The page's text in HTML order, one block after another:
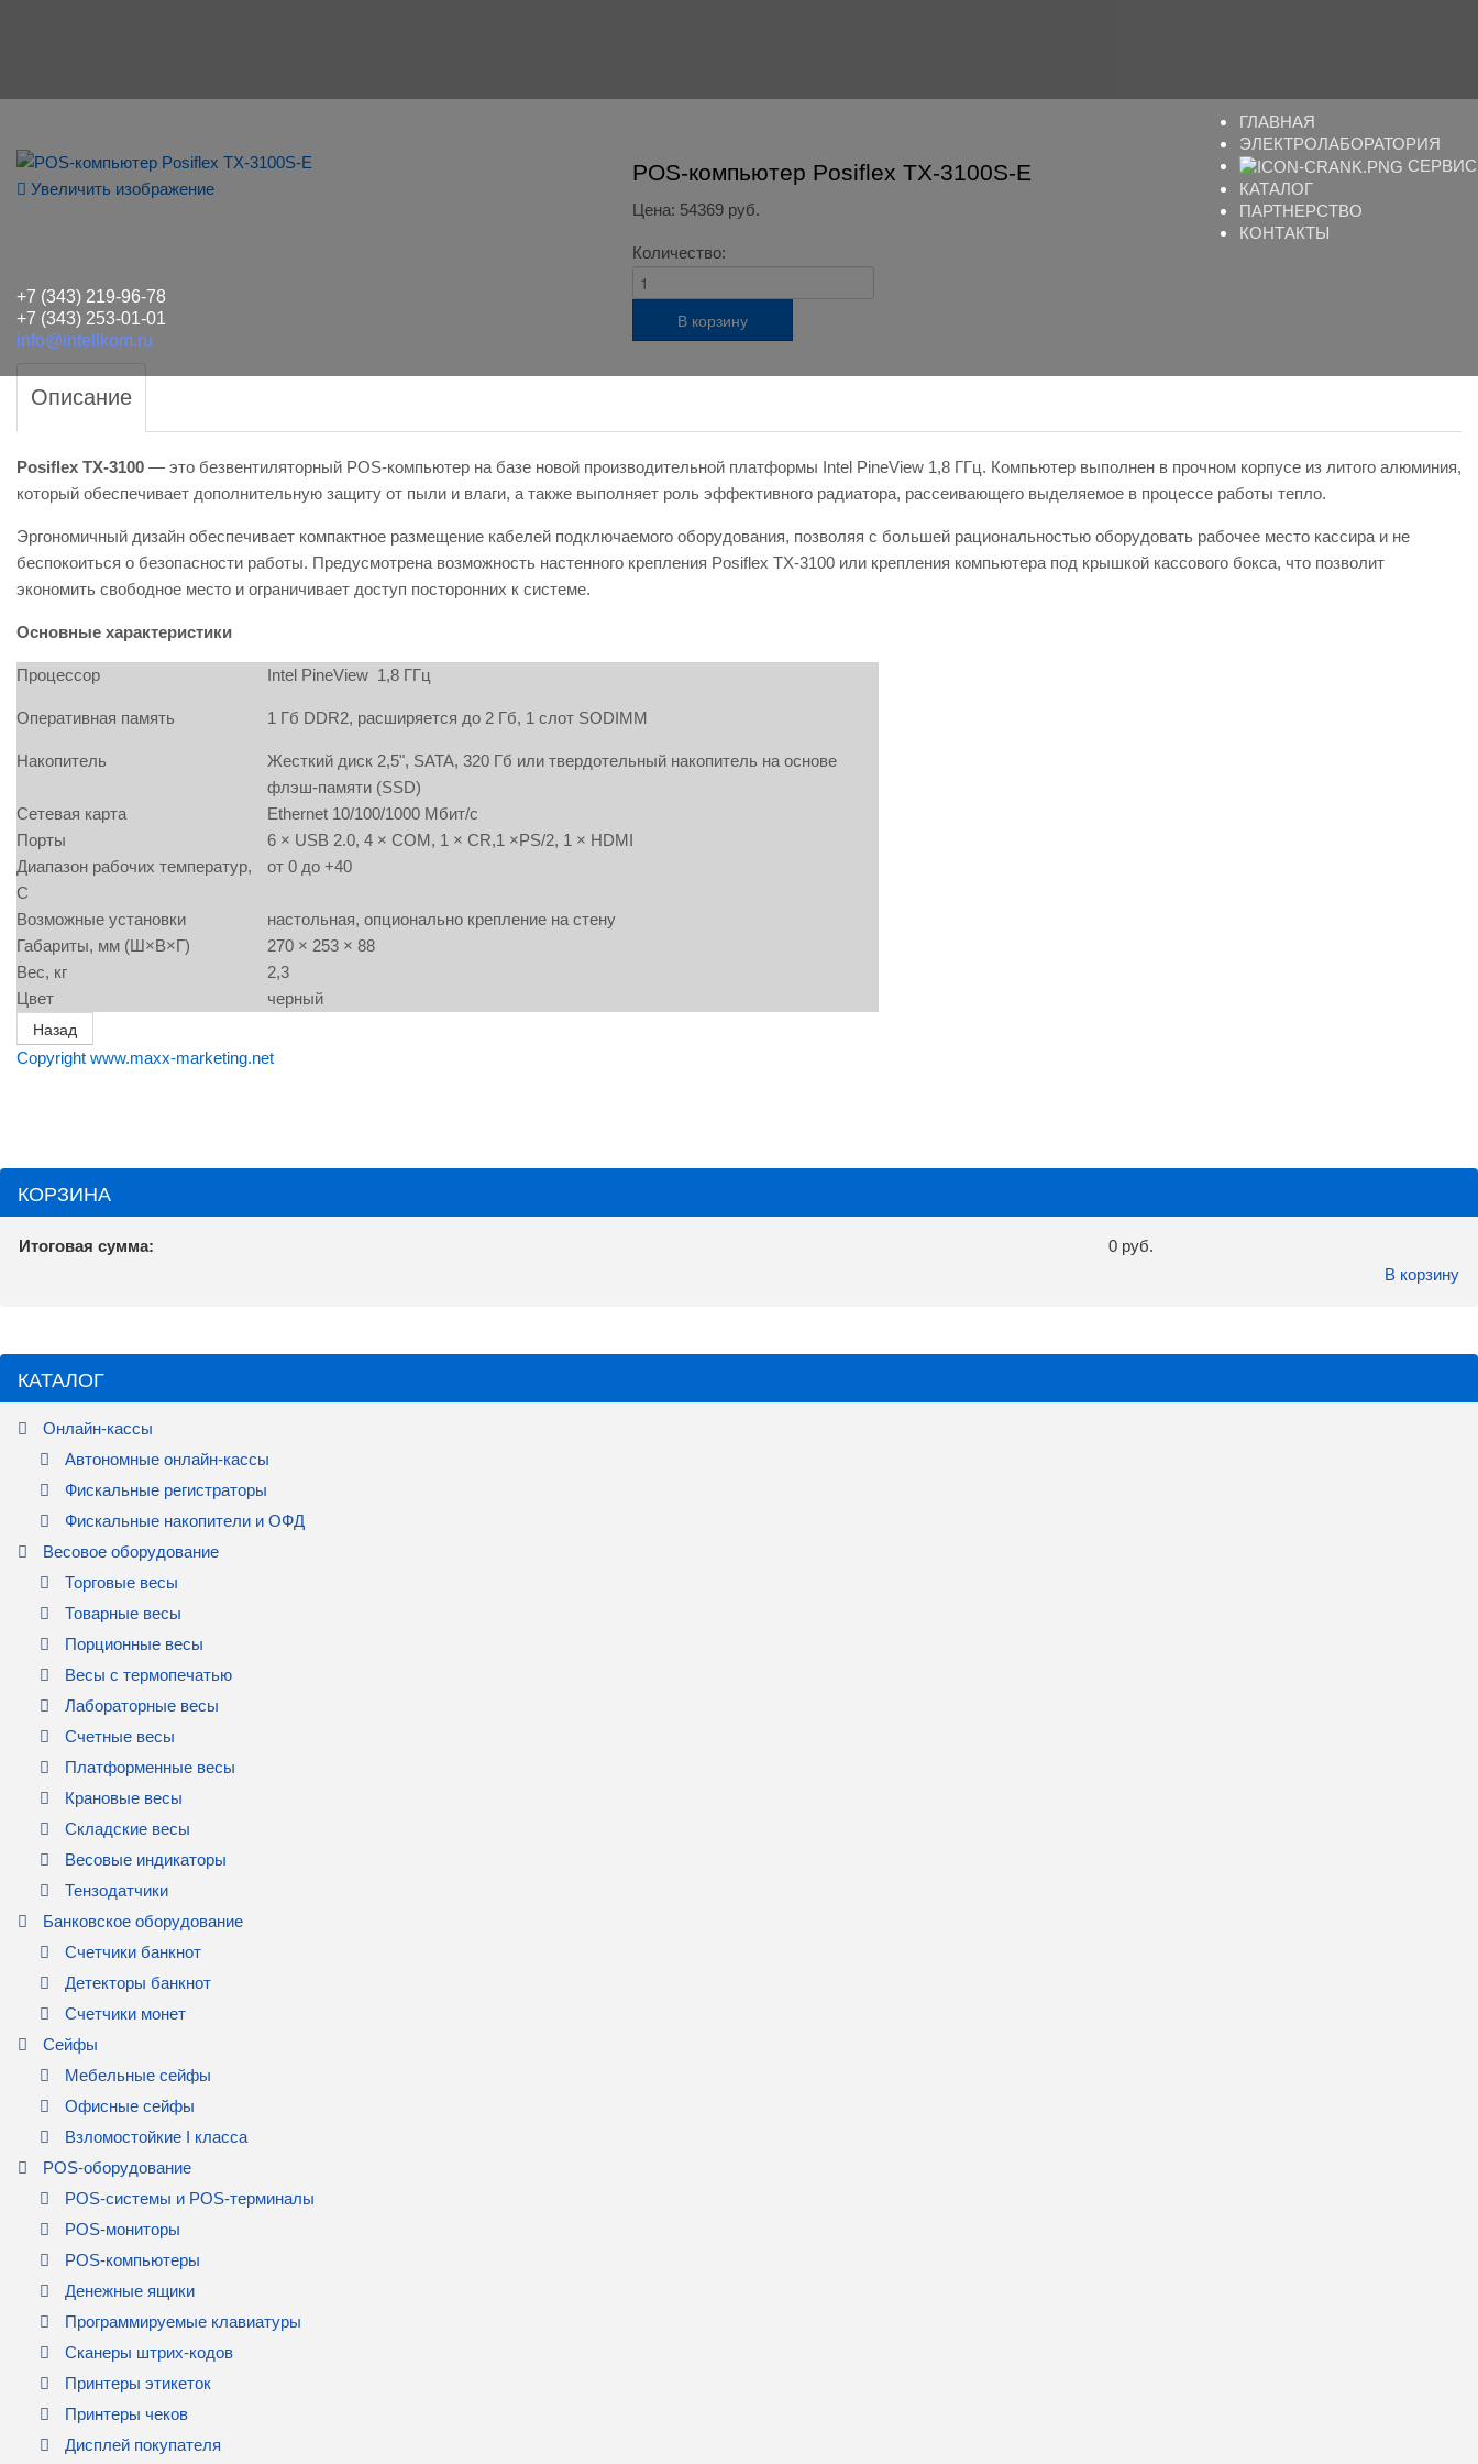
ГЛАВНАЯ
ЭЛЕКТРОЛАБОРАТОРИЯ
СЕРВИС
КАТАЛОГ
ПАРТНЕРСТВО
КОНТАКТЫ
+7 (343) 219-96-78
+7 (343) 253-01-01
info@intellkom.ru
Увеличить изображение
POS-компьютер Posiflex TX-3100S-E
Цена: 54369 руб.
Количество:
Описание
Posiflex ТХ-3100 — это безвентиляторный POS-компьютер на базе новой производительной платформы Intel PineView 1,8 ГГц. Компьютер выполнен в прочном корпусе из литого алюминия,
который обеспечивает дополнительную защиту от пыли и влаги, а также выполняет роль эффективного радиатора, рассеивающего выделяемое в процессе работы тепло.
Эргономичный дизайн обеспечивает компактное размещение кабелей подключаемого оборудования, позволяя с большей рациональностью оборудовать рабочее место кассира и не
беспокоиться о безопасности работы. Предусмотрена возможность настенного крепления Posiflex TX-3100 или крепления компьютера под крышкой кассового бокса, что позволит
экономить свободное место и ограничивает доступ посторонних к системе.
Основные характеристики
Процессор Intel PineView 1,8 ГГц
Оперативная память 1 Гб DDR2, расширяется до 2 Гб, 1 слот SODIMM
Накопитель
Жесткий диск 2,5", SATA, 320 Гб или твердотельный накопитель на основе
флэш-памяти (SSD)
Сетевая карта
Ethernet 10/100/1000 Мбит/с
Порты
6 × USB 2.0, 4 × COM, 1 × CR,1 ×PS/2, 1 × HDMI
Диапазон рабочих температур,
С
от 0 до +40
Возможные установки
настольная, опционально крепление на стену
Габариты, мм (Ш×В×Г)
270 × 253 × 88
Вес, кг
2,3
Цвет
черный
Copyright www.maxx-marketing.net
КОРЗИНА
Итоговая сумма:
0 руб.
В корзину
КАТАЛОГ
Онлайн-кассы
Автономные онлайн-кассы
Фискальные регистраторы
Фискальные накопители и ОФД
Весовое оборудование
Торговые весы
Товарные весы
Порционные весы
Весы с термопечатью
Лабораторные весы
Счетные весы
Платформенные весы
Крановые весы
Складские весы
Весовые индикаторы
Тензодатчики
Банковское оборудование
Счетчики банкнот
Детекторы банкнот
Счетчики монет
Сейфы
Мебельные сейфы
Офисные сейфы
Взломостойкие I класса
POS-оборудование
POS-системы и POS-терминалы
POS-мониторы
POS-компьютеры
Денежные ящики
Программируемые клавиатуры
Сканеры штрих-кодов
Принтеры этикеток
Принтеры чеков
Дисплей покупателя